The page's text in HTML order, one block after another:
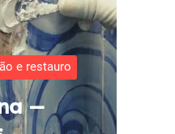
e restauro
–